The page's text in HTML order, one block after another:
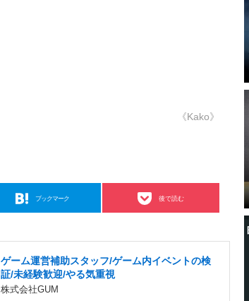
《Kako》
ブックマーク 後で読む
ゲーム運営補助スタッフ/ゲーム内イベントの検
証/未経験歓迎/やる気重視
株式会社GUM